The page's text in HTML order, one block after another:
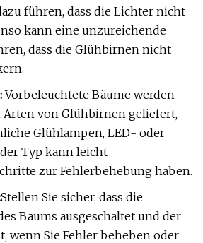
führen, dass die Lichter nicht
kann eine unzureichende
dass die Glühbirnen nicht
:Vorbeleuchtete Bäume werden
von Glühbirnen geliefert,
Glühlampen, LED- oder
Typ kann leicht
zur Fehlerbehebung haben.
Stellen Sie sicher, dass die
Baums ausgeschaltet und der
wenn Sie Fehler beheben oder